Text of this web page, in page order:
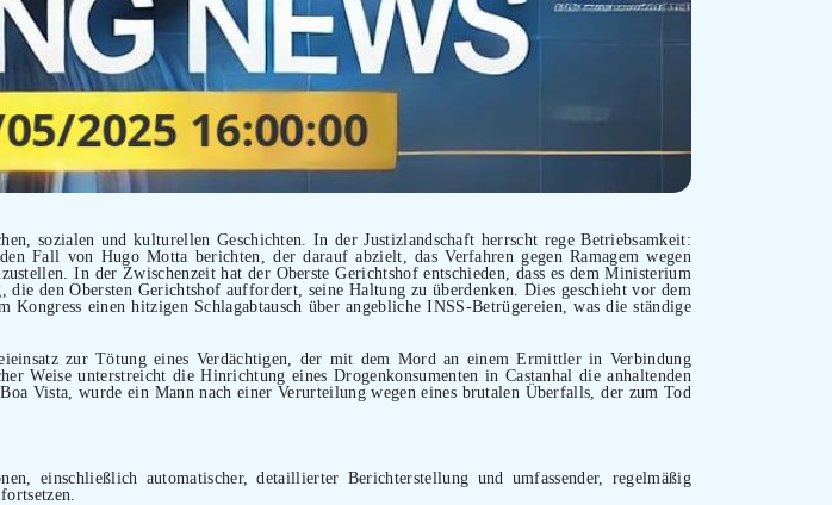
sozialen und kulturellen Geschichten. In der Justizlandschaft herrscht rege Betriebsamkeit:
Fall von Hugo Motta berichten, der darauf abzielt, das Verfahren gegen Ramagem wegen
In der Zwischenzeit hat der Oberste Gerichtshof entschieden, dass es dem Ministerium
den Obersten Gerichtshof auffordert, seine Haltung zu überdenken. Dies geschieht vor dem
einen hitzigen Schlagabtausch über angebliche INSS-Betrügereien, was die ständige
zur Tötung eines Verdächtigen, der mit dem Mord an einem Ermittler in Verbindung
Weise unterstreicht die Hinrichtung eines Drogenkonsumenten in Castanhal die anhaltenden
Vista, wurde ein Mann nach einer Verurteilung wegen eines brutalen Überfalls, der zum Tod
einschließlich automatischer, detaillierter Berichterstellung und umfassender, regelmäßig